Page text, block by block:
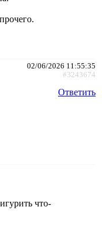
02/06/2026 11:55:35
#3243674
Ответить
что-